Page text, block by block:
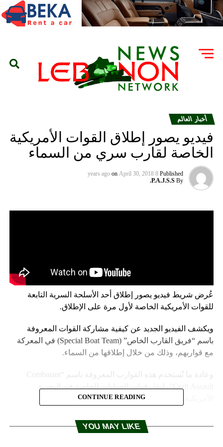
أخبار العالم
فيديو يصور إطلاق القوات الأمريكية
الخاصة لقارب سري من السماء
Published
8 years ago
on April 30, 2018
By
P.A.J.S.S.
عُرض شريط فيديو يصور إطلاق أحد الأسلحة السرية التابعة
للقوات الأمريكية الخاصة لأول مرة على الإطلاق.
ويكشف الفيديو الجديد عن كيفية مشاركة القوات المعروفة
باسم “فريق القارب الخاص” (Special Boat Team) في المعركة
مع قواربهم، وذلك من خلال إطلاقها من السماء.
وعادة ما تُستخدم هذه القوارب المعروفة باسم “Combatant
وصُور فيديو نظام المظلات، المعروف باسم نظام النقل الهوائي
CONTINUE READING
YOU MAY LIKE